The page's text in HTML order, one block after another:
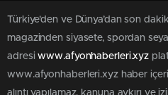
Türkiye'den ve Dünya’dan son
magazinden siyasete, spordan
adresiwww.afyonhaberleri.xyz
www.afyonhaberleri.xyz haber
alıntı yapılamaz, kanuna aykırı ve